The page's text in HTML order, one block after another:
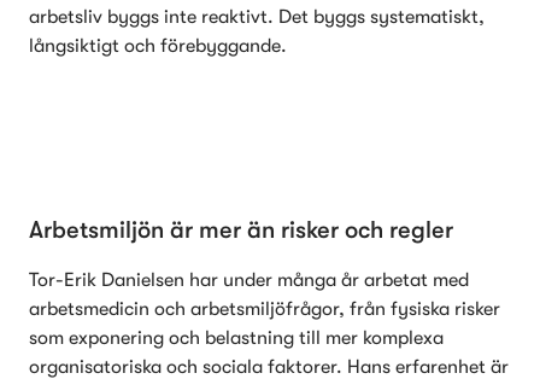
arbetsliv byggs inte reaktivt. Det byggs systematiskt,
långsiktigt och förebyggande.
Arbetsmiljön är mer än risker och regler
Tor-Erik Danielsen har under många år arbetat med
arbetsmedicin och arbetsmiljöfrågor, från fysiska risker
som exponering och belastning till mer komplexa
organisatoriska och sociala faktorer. Hans erfarenhet är